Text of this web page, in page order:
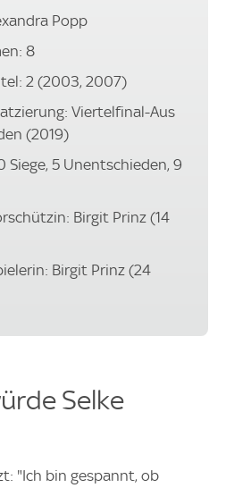
Popp
8
2 (2003, 2007)
Viertelfinal-Aus
(2019)
Siege, 5 Unentschieden, 9
Birgit Prinz (14
Birgit Prinz (24
Selke
"Ich bin gespannt, ob